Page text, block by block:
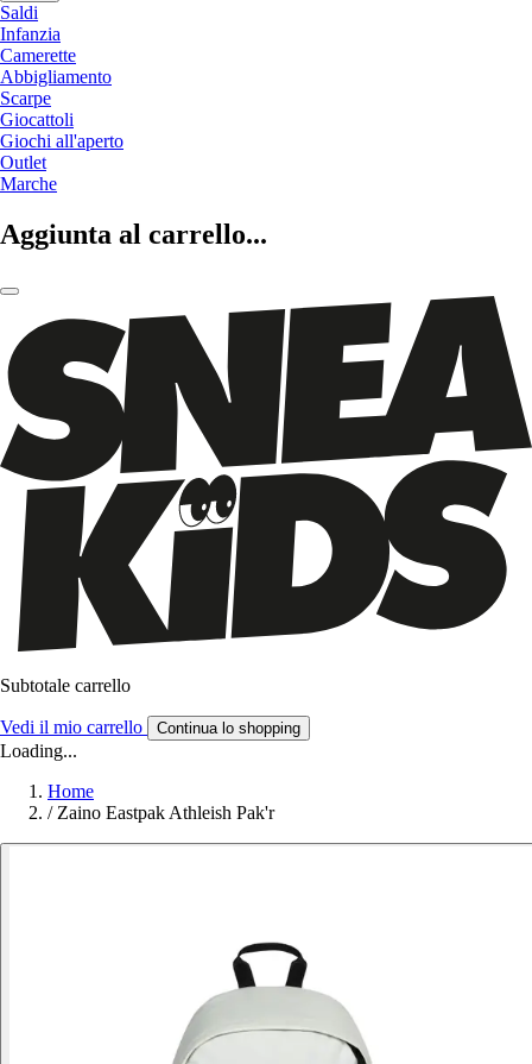
Saldi
Infanzia
Camerette
Abbigliamento
Scarpe
Giocattoli
Giochi all'aperto
Outlet
Marche
Aggiunta al carrello...
Subtotale carrello
Vedi il mio carrello Continua lo shopping
Loading...
Home
/ Zaino Eastpak Athleish Pak'r